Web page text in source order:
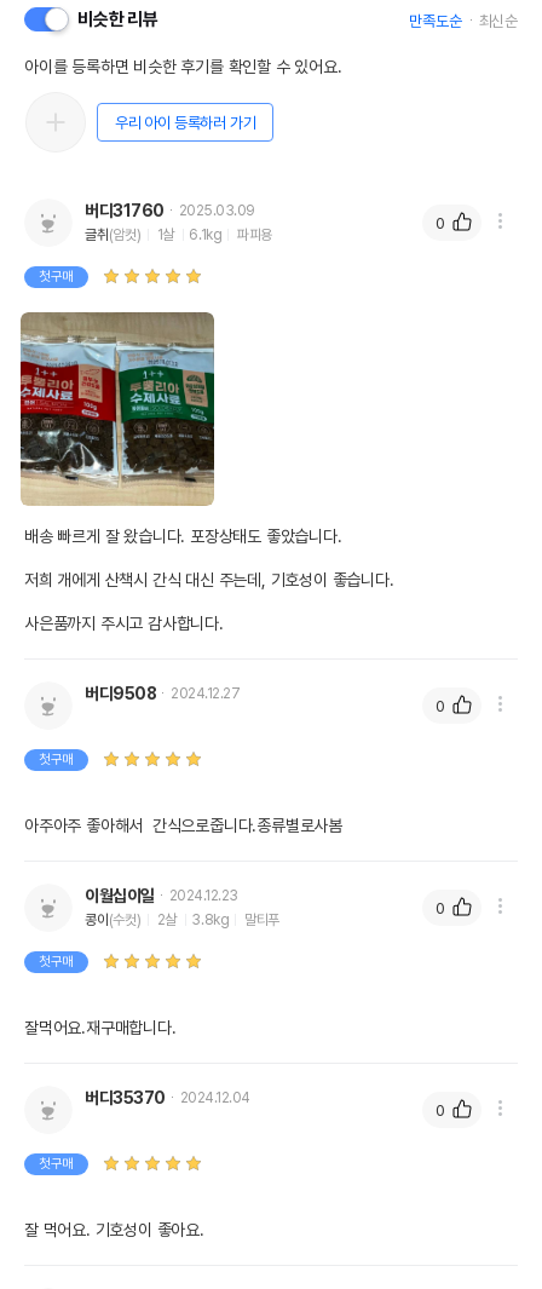
비슷한 리뷰 만족도순 최신순
아이를 등록하면 비슷한 후기를 확인할 수 있어요.
우리 아이 등록하러 가기
버디31760
2025.03.09
글취 (암컷) 1살 6.1kg 파피용
첫구매
배송 빠르게 잘 왔습니다. 포장상태도 좋았습니다.
저희 개에게 산책시 간식 대신 주는데, 기호성이 좋습니다.
0
버디9508 2024.12.27
첫구매
아주아주 좋아해서  간식으로줍니다.종류별로사봄
0
이월십이일
2024.12.23
콩이 (수컷) 2살 3.8kg 말티푸
첫구매
잘먹어요.재구매합니다.
0
버디35370 2024.12.04
첫구매
잘 먹어요. 기호성이 좋아요.
0